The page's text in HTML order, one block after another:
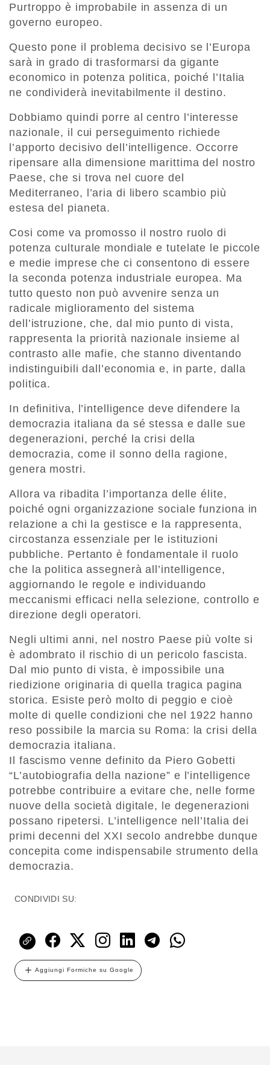
Purtroppo è improbabile in assenza di un
governo europeo.
Questo pone il problema decisivo se l’Europa
sarà in grado di trasformarsi da gigante
economico in potenza politica, poiché l’Italia
ne condividerà inevitabilmente il destino.
Dobbiamo quindi porre al centro l’interesse
nazionale, il cui perseguimento richiede
l’apporto decisivo dell’intelligence. Occorre
ripensare alla dimensione marittima del nostro
Paese, che si trova nel cuore del
Mediterraneo, l’aria di libero scambio più
estesa del pianeta.
Cosi come va promosso il nostro ruolo di
potenza culturale mondiale e tutelate le piccole
e medie imprese che ci consentono di essere
la seconda potenza industriale europea. Ma
tutto questo non può avvenire senza un
radicale miglioramento del sistema
dell’istruzione, che, dal mio punto di vista,
rappresenta la priorità nazionale insieme al
contrasto alle mafie, che stanno diventando
indistinguibili dall’economia e, in parte, dalla
politica.
In definitiva, l’intelligence deve difendere la
democrazia italiana da sé stessa e dalle sue
degenerazioni, perché la crisi della
democrazia, come il sonno della ragione,
genera mostri.
Allora va ribadita l’importanza delle élite,
poiché ogni organizzazione sociale funziona in
relazione a chi la gestisce e la rappresenta,
circostanza essenziale per le istituzioni
pubbliche. Pertanto è fondamentale il ruolo
che la politica assegnerà all’intelligence,
aggiornando le regole e individuando
meccanismi efficaci nella selezione, controllo e
direzione degli operatori.
Negli ultimi anni, nel nostro Paese più volte si
è adombrato il rischio di un pericolo fascista.
Dal mio punto di vista, è impossibile una
riedizione originaria di quella tragica pagina
storica. Esiste però molto di peggio e cioè
molte di quelle condizioni che nel 1922 hanno
reso possibile la marcia su Roma: la crisi della
democrazia italiana.
Il fascismo venne definito da Piero Gobetti
“L’autobiografia della nazione” e l’intelligence
potrebbe contribuire a evitare che, nelle forme
nuove della società digitale, le degenerazioni
possano ripetersi. L’intelligence nell’Italia dei
primi decenni del XXI secolo andrebbe dunque
concepita come indispensabile strumento della
democrazia.
CONDIVIDI SU:
Aggiungi Formiche su Google